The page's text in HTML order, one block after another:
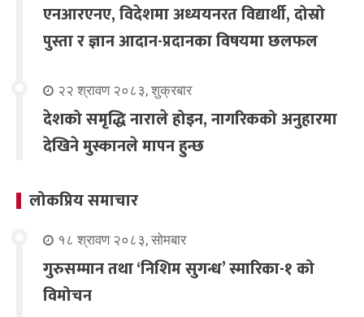
एनआरएनए, विदेशमा अध्ययनरत विद्यार्थी, दोस्रो
पुस्ता र ज्ञान आदान-प्रदानका विषयमा छलफल
२२ श्रावण २०८३, शुक्रबार
देशको समृद्धि नाराले होइन, नागरिकको अनुहारमा
देखिने मुस्कानले मापन हुन्छ
लोकप्रिय समाचार
१८ श्रावण २०८३, सोमबार
गुरुसम्मान तथा ‘निशिम सुगन्ध’ स्मारिका-१ को
विमोचन